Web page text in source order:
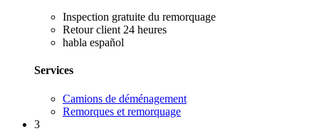
Inspection gratuite du remorquage
Retour client 24 heures
habla español
Services
Camions de déménagement
Remorques et remorquage
3